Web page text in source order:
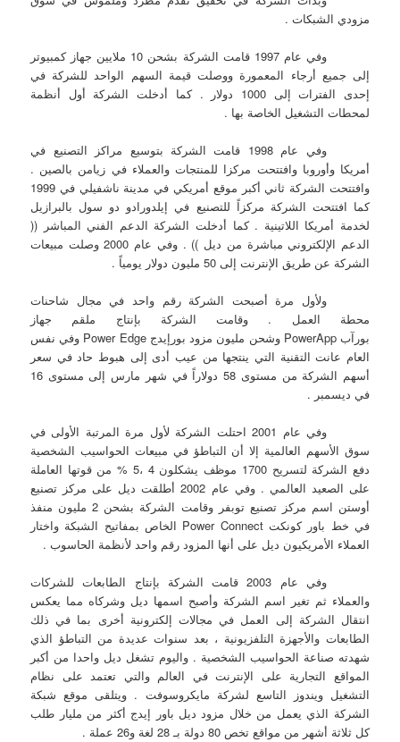
مزودي الشبكات .
وفي عام 1997 قامت الشركة بشحن 10 ملايين جهاز كمبيوتر
إلى جميع أرجاء المعمورة ووصلت قيمة السهم الواحد للشركة في
إحدى الفترات إلى 1000 دولار . كما أدخلت الشركة أول أنظمة
لمحطات التشغيل الخاصة بها .
وفي عام 1998 قامت الشركة بتوسيع مراكز التصنيع في
أمريكا وأوروبا وافتتحت مركزا للمنتجات والعملاء في زيامن بالصين .
وافتتحت الشركة ثاني أكبر موقع أمريكي في مدينة ناشفيلي في 1999
كما افتتحت الشركة مركزاً للتصنيع في إيلدورادو دو سول بالبرازيل
لخدمة أمريكا اللاتينية . كما أدخلت الشركة الدعم الفني المباشر ((
الدعم الإلكتروني مباشرة من ديل )) . وفي عام 2000 وصلت مبيعات
الشركة عن طريق الإنترنت إلى 50 مليون دولار يومياً .
ولأول مرة أصبحت الشركة رقم واحد في مجال شاحنات
محطة العمل . وقامت الشركة بإنتاج ملقم جهاز
بورآب PowerApp وشحن مليون مزود بورإيدج Power Edge وفي نفس
العام عانت التقنية التي ينتجها من عيب أدى إلى هبوط حاد في سعر
أسهم الشركة من مستوى 58 دولاراً في شهر مارس إلى مستوى 16
في ديسمبر .
وفي عام 2001 احتلت الشركة لأول مرة المرتبة الأولى في
سوق الأسهم العالمية إلا أن التباطؤ في مبيعات الحواسيب الشخصية
دفع الشركة لتسريح 1700 موظف يشكلون 4 ،5 % من قوتها العاملة
على الصعيد العالمي . وفي عام 2002 أطلقت ديل على مركز تصنيع
أوستن اسم مركز تصنيع توبفر وقامت الشركة بشحن 2 مليون منفذ
في خط باور كونكت Power Connect الخاص بمفاتيح الشبكة واختار
العملاء الأمريكيون ديل على أنها المزود رقم واحد لأنظمة الحاسوب .
وفي عام 2003 قامت الشركة بإنتاج الطابعات للشركات
والعملاء ثم تغير اسم الشركة وأصبح اسمها ديل وشركاه مما يعكس
انتقال الشركة إلى العمل في مجالات إلكترونية أخرى بما في ذلك
الطابعات والأجهزة التلفزيونية ، بعد سنوات عديدة من التباطؤ الذي
شهدته صناعة الحواسيب الشخصية . واليوم تشغل ديل واحدا من أكبر
المواقع التجارية على الإنترنت في العالم والتي تعتمد على نظام
التشغيل ويندوز التاسع لشركة مايكروسوفت . ويتلقى موقع شبكة
الشركة الذي يعمل من خلال مزود ديل باور إيدج أكثر من مليار طلب
كل ثلاثة أشهر من مواقع تخص 80 دولة بـ 28 لغة و26 عملة .